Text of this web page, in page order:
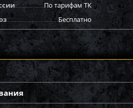
По тарифам ТК
Бесплатно